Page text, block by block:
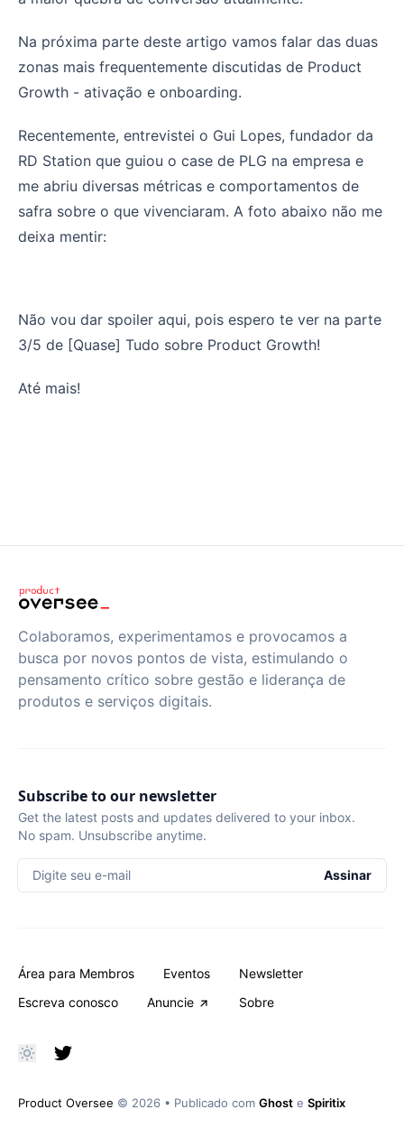
Na próxima parte deste artigo vamos falar das duas
zonas mais frequentemente discutidas de Product
Growth - ativação e onboarding.
Recentemente, entrevistei o Gui Lopes, fundador da
RD Station que guiou o case de PLG na empresa e
me abriu diversas métricas e comportamentos de
safra sobre o que vivenciaram. A foto abaixo não me
deixa mentir:
Não vou dar spoiler aqui, pois espero te ver na parte
3/5 de [Quase] Tudo sobre Product Growth!
Até mais!
Colaboramos, experimentamos e provocamos a
busca por novos pontos de vista, estimulando o
pensamento crítico sobre gestão e liderança de
produtos e serviços digitais.
Subscribe to our newsletter
Get the latest posts and updates delivered to your inbox.
No spam. Unsubscribe anytime.
Digite seu e-mail Assinar
Área para Membros Eventos
Newsletter
Escreva conosco
Anuncie Sobre
Product Oversee © 2026 • Publicado com Ghost e Spiritix